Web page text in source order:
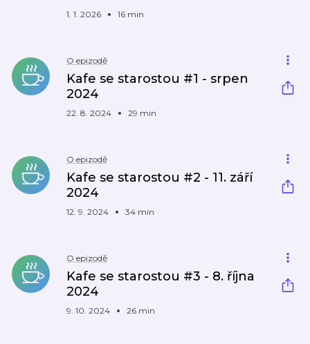
1. 1. 2026 16 min
O epizodě
Kafe se starostou #1 - srpen
2024
22. 8. 2024 29 min
O epizodě
Kafe se starostou #2 - 11. září
2024
12. 9. 2024 34 min
O epizodě
Kafe se starostou #3 - 8. října
2024
9. 10. 2024 26 min